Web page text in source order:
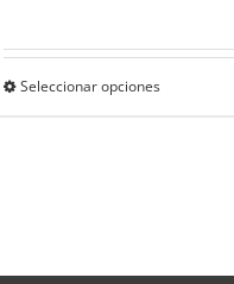
Seleccionar opciones
pueden